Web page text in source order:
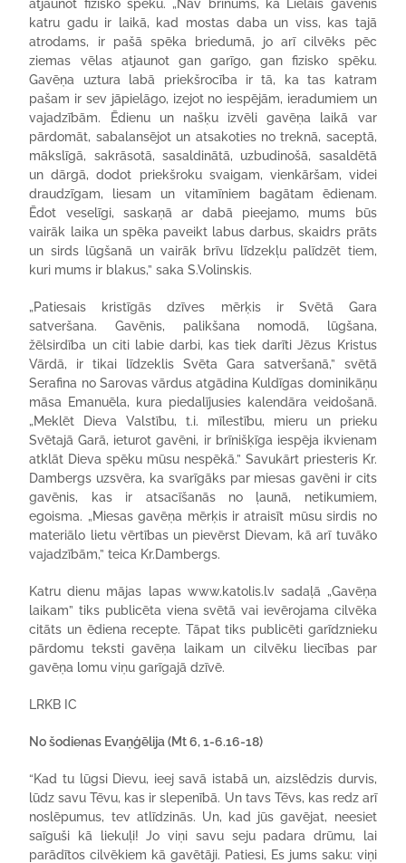
atjaunot fizisko spēku. „Nav brīnums, ka Lielais gavēnis
katru gadu ir laikā, kad mostas daba un viss, kas tajā
atrodams, ir pašā spēka briedumā, jo arī cilvēks pēc
ziemas vēlas atjaunot gan garīgo, gan fizisko spēku.
Gavēņa uztura labā priekšrocība ir tā, ka tas katram
pašam ir sev jāpielāgo, izejot no iespējām, ieradumiem un
vajadzībām. Ēdienu un našķu izvēli gavēņa laikā var
pārdomāt, sabalansējot un atsakoties no treknā, saceptā,
mākslīgā, sakrāsotā, sasaldinātā, uzbudinošā, sasaldētā
un dārgā, dodot priekšroku svaigam, vienkāršam, videi
draudzīgam, liesam un vitamīniem bagātam ēdienam.
Ēdot veselīgi, saskaņā ar dabā pieejamo, mums būs
vairāk laika un spēka paveikt labus darbus, skaidrs prāts
un sirds lūgšanā un vairāk brīvu līdzekļu palīdzēt tiem,
kuri mums ir blakus,” saka S.Volinskis.
„Patiesais kristīgās dzīves mērķis ir Svētā Gara
satveršana. Gavēnis, palikšana nomodā, lūgšana,
žēlsirdība un citi labie darbi, kas tiek darīti Jēzus Kristus
Vārdā, ir tikai līdzeklis Svēta Gara satveršanā,” svētā
Serafina no Sarovas vārdus atgādina Kuldīgas dominikāņu
māsa Emanuēla, kura piedalījusies kalendāra veidošanā.
„Meklēt Dieva Valstību, t.i. mīlestību, mieru un prieku
Svētajā Garā, ieturot gavēni, ir brīnišķīga iespēja ikvienam
atklāt Dieva spēku mūsu nespēkā.” Savukārt priesteris Kr.
Dambergs uzsvēra, ka svarīgāks par miesas gavēni ir cits
gavēnis, kas ir atsacīšanās no ļaunā, netikumiem,
egoisma. „Miesas gavēņa mērķis ir atraisīt mūsu sirdis no
materiālo lietu vērtības un pievērst Dievam, kā arī tuvāko
vajadzībām,” teica Kr.Dambergs.
Katru dienu mājas lapas www.katolis.lv sadaļā „Gavēņa
laikam” tiks publicēta viena svētā vai ievērojama cilvēka
citāts un ēdiena recepte. Tāpat tiks publicēti garīdznieku
pārdomu teksti gavēņa laikam un cilvēku liecības par
gavēņa lomu viņu garīgajā dzīvē.
LRKB IC
No šodienas Evaņģēlija (Mt 6, 1-6.16-18)
“Kad tu lūgsi Dievu, ieej savā istabā un, aizslēdzis durvis,
lūdz savu Tēvu, kas ir slepenībā. Un tavs Tēvs, kas redz arī
noslēpumus, tev atlīdzinās. Un, kad jūs gavējat, neesiet
saīguši kā liekuļi! Jo viņi savu seju padara drūmu, lai
parādītos cilvēkiem kā gavētāji. Patiesi, Es jums saku: viņi